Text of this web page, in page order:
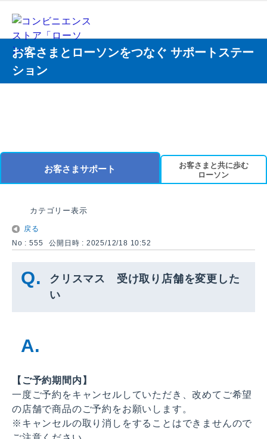
お客さまとローソンをつなぐ サポートステー
ション
お客さまサポート
お客さまと共に歩む
ローソン
カテゴリー表示
戻る
No : 555
公開日時 : 2025/12/18 10:52
クリスマス 受け取り店舗を変更した
い
【ご予約期間内】
一度ご予約をキャンセルしていただき、改めてご希望
の店舗で商品のご予約をお願いします。
※キャンセルの取り消しをすることはできませんので